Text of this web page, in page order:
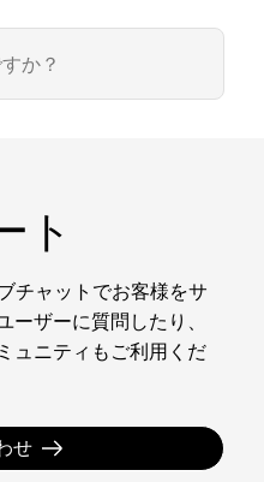
ト
チャットでお客様をサ
ザーに質問したり、
ュニティもご利用くだ
せ